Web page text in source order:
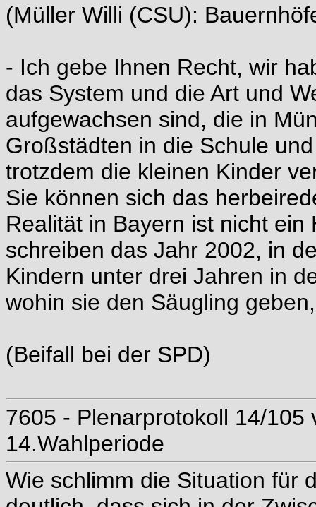
(Müller Willi (CSU):
- Ich gebe Ihnen Recht, wir
das System und die Art und
aufgewachsen sind, die in
Großstädten in die Schule
trotzdem die kleinen Kinder
Sie können sich das
Realität in Bayern ist nicht
schreiben das Jahr 2002, in
Kindern unter drei Jahren in
wohin sie den Säugling
(Beifall bei der SPD)
7605 - Plenarprotokoll 14/105
14.Wahlperiode
Wie schlimm die Situation für